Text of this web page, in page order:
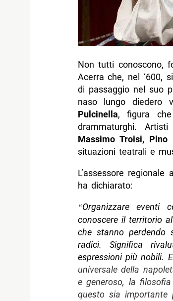
Non tutti conoscono,
Acerra che, nel ‘600,
di passaggio nel suo
naso lungo diedero
Pulcinella, figura
drammaturghi.
Massimo Troisi, Pino
situazioni teatrali e
L’assessore
ha dichiarato:
“Organizzare eventi
conoscere il territorio
che stanno perdendo
radici. Significa
espressioni più nobili.
universale della
e generoso, la filosofia
questo sia